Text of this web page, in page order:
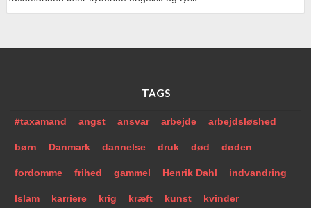
TAGS
#taxamand angst ansvar arbejde arbejdsløshed
børn Danmark dannelse druk død døden
fordomme frihed gammel Henrik Dahl indvandring
Islam karriere krig kræft kunst kvinder